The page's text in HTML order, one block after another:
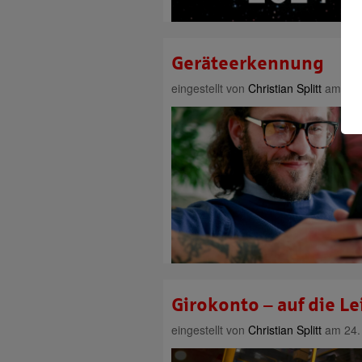
Geräteerkennung
eingestellt von Christian Splitt am 5.
Girokonto – auf die
eingestellt von Christian Splitt am